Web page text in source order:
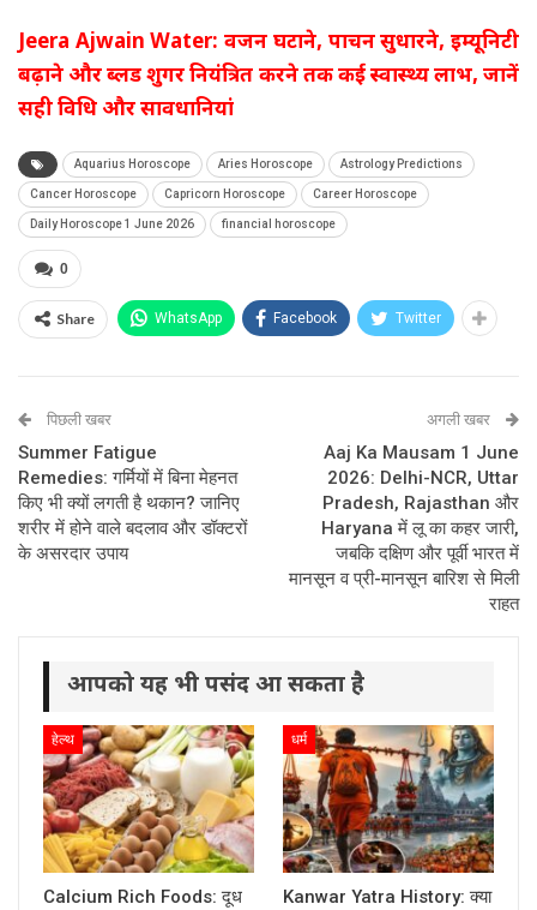
Jeera Ajwain Water: वजन घटाने, पाचन सुधारने, इम्यूनिटी
बढ़ाने और ब्लड शुगर नियंत्रित करने तक कई स्वास्थ्य लाभ, जानें
सही विधि और सावधानियां
Aquarius Horoscope Aries Horoscope Astrology Predictions
Cancer Horoscope Capricorn Horoscope Career Horoscope
Daily Horoscope 1 June 2026 financial horoscope
0
Share WhatsApp Facebook Twitter
पिछली खबर
Summer Fatigue
Remedies: गर्मियों में बिना मेहनत
किए भी क्यों लगती है थकान? जानिए
शरीर में होने वाले बदलाव और डॉक्टरों
के असरदार उपाय
अगली खबर
Aaj Ka Mausam 1 June
2026: Delhi-NCR, Uttar
Pradesh, Rajasthan और
Haryana में लू का कहर जारी,
जबकि दक्षिण और पूर्वी भारत में
मानसून व प्री-मानसून बारिश से मिली
राहत
आपको यह भी पसंद आ सकता है
हेल्थ
Calcium Rich Foods: दूध
धर्म
Kanwar Yatra History: क्या